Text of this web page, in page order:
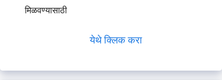
मिळवण्यासाठी
येथे क्लिक करा